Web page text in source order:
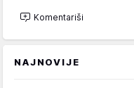
Komentariši
NAJNOVIJE